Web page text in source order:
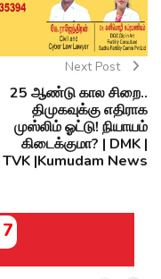
Next Post
25 ஆண்டு கால சிறை..
திமுகவுக்கு எதிராக
முஸ்லிம் ஓட்டு! நியாயம்
கிடைக்குமா? | DMK |
TVK |Kumudam News